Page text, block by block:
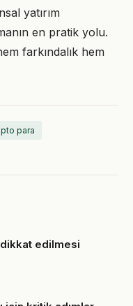
yatırım
en pratik yolu.
farkındalık hem
para
dikkat edilmesi